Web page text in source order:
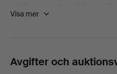
Kartor
Stockholms
omfångsrik katalog mellan
värda att nämna.
Fyra brev skrivna av Albert
Visa mer
Avgifter och